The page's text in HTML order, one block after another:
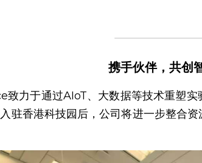
携手伙伴，共创
致力于通过AIoT、大数据等技术重塑
驻香港科技园后，公司将进一步整合